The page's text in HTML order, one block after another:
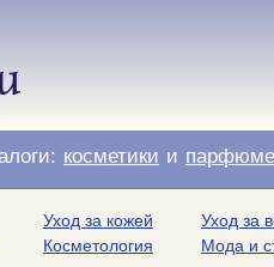
косметики и
Уход за кожей
Косметология
Уход за
Мода и